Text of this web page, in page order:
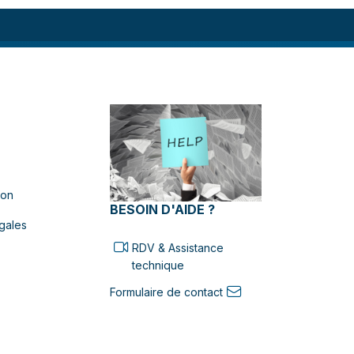
BESOIN D'AIDE ?
RDV & Assistance
technique
Formulaire de contact